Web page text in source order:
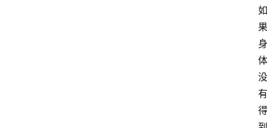
如
果
身
体
没
有
得